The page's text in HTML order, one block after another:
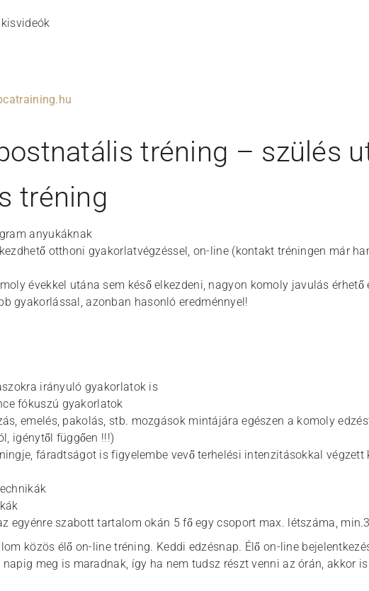
tréning – szülés
tréning
anyukáknak
otthoni gyakorlatvégzéssel, on-line (kontakt tréningen már
évekkel utána sem késő elkezdeni, nagyon komoly javulás érhető
gyakorlással, azonban hasonló eredménnyel!
irányuló gyakorlatok is
fókuszú gyakorlatok
emelés, pakolás, stb. mozgások mintájára egészen a komoly
igénytől függően !!!)
fáradtságot is figyelembe vevő terhelési intenzitásokkal végzett
egyénre szabott tartalom okán 5 fő egy csoport max. létszáma,
közös élő on-line tréning. Keddi edzésnap. Élő on-line
meg is maradnak, így ha nem tudsz részt venni az órán, akkor